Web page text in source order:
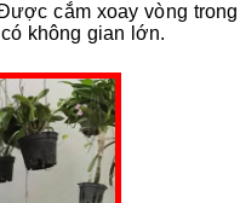
cắm xoay vòng
không gian lớn.